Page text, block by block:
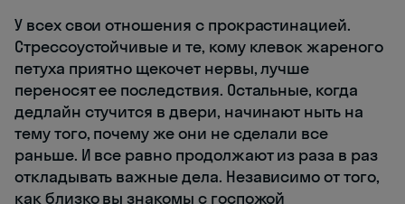
У всех свои отношения с прокрастинацией.
Стрессоустойчивые и те, кому клевок жареного
петуха приятно щекочет нервы, лучше
переносят ее последствия. Остальные, когда
дедлайн стучится в двери, начинают ныть на
тему того, почему же они не сделали все
раньше. И все равно продолжают из раза в раз
откладывать важные дела. Независимо от того,
как близко вы знакомы с госпожой